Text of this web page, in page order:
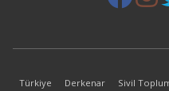
Türkiye Derkenar Sivil